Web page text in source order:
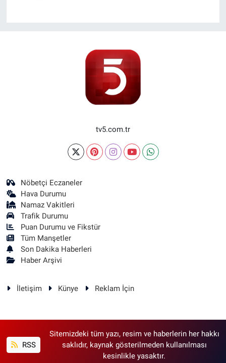
tv5.com.tr
Nöbetçi Eczaneler
Hava Durumu
Namaz Vakitleri
Trafik Durumu
Puan Durumu ve Fikstür
Tüm Manşetler
Son Dakika Haberleri
Haber Arşivi
İletişim Künye Reklam İçin
RSS
Sitemizdeki tüm yazı, resim ve haberlerin her hakkı
saklıdır, kaynak gösterilmeden kullanılması
kesinlikle yasaktır.